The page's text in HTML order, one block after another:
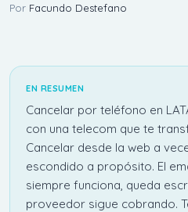
Iniciar sesión
Por Facundo Destefano
EN RESUMEN
Cancelar por teléfono en
con una telecom que te
Cancelar desde la web a
escondido a propósito. El
siempre funciona, queda
proveedor sigue cobrando.